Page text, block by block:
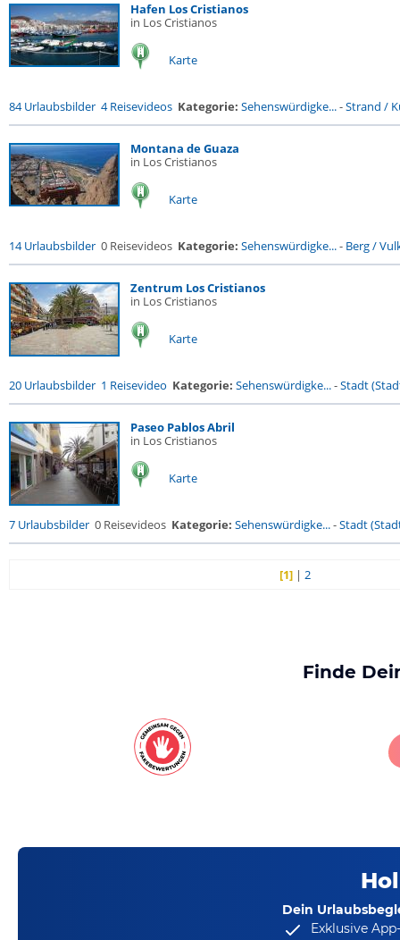
Hafen Los Cristianos
in Los Cristianos
Karte
84 Urlaubsbilder 4 Reisevideos Kategorie: Sehenswürdigke...-Strand /
Montana de Guaza
in Los Cristianos
Karte
14 Urlaubsbilder 0 Reisevideos Kategorie: Sehenswürdigke...- Berg /
Zentrum Los Cristianos
in Los Cristianos
Karte
20 Urlaubsbilder 1 Reisevideo Kategorie: Sehenswürdigke...-Stadt
Paseo Pablos Abril
in Los Cristianos
Karte
7 Urlaubsbilder 0 Reisevideos Kategorie: Sehenswürdigke...-Stadt
[1] |2
Finde
Dein
Exklusive